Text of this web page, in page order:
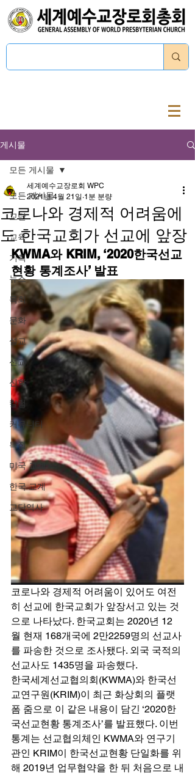
게시물
모든 게시물
교단
교육
기획
뉴스
목회
문화
설교
선교
신학
칼럼
커뮤니티
특집
미국 교계
한국 교계
교단역사
모든 게시물
코로나와 경제적 어려움에
도 한국교회가 선교에 앞장
세계예수교장로회 WPC
2021년 4월 21일 1분 분량
KWMA와 KRIM, ‘2020한국선교
현황 통계조사’ 발표
코로나와 경제적 어려움이 있어도 여전
히 선교에 한국교회가 앞장서고 있는 것
으로 나타났다. 한국교회는 2020년 12
월 현재 168개국에 2만2259명의 선교사
를 파송한 것으로 조사됐다. 외국 국적의
선교사도 1435명을 파송했다.
한국세계선교협의회(KWMA)와 한국선
교연구원(KRIM)이 최근 화상회의 플랫
폼 줌으로 이 같은 내용이 담긴 ‘2020한
국선교현황 통계조사’를 발표했다. 이번
통계는 선교협의체인 KWMA와 연구기
관인 KRIM이 한국선교현황 단일화를 위
해 2019년 업무협약을 한 뒤 처음으로 내